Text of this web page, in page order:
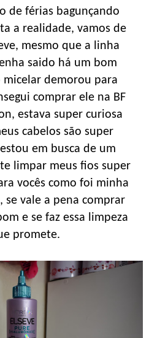
de férias bagunçando
a realidade, vamos de
mesmo que a linha
saido há um bom
demorou para
comprar ele na BF
estava super curiosa
cabelos são super
em busca de um
limpar meus fios super
vocês como foi minha
se vale a pena comprar
e se faz essa limpeza
promete.